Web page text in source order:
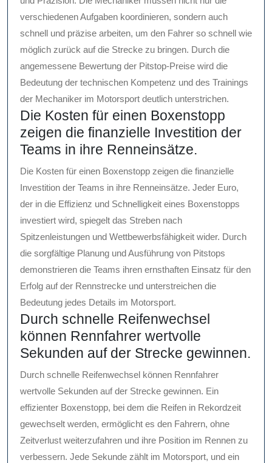
verschiedenen Aufgaben koordinieren, sondern auch
schnell und präzise arbeiten, um den Fahrer so schnell wie
möglich zurück auf die Strecke zu bringen. Durch die
angemessene Bewertung der Pitstop-Preise wird die
Bedeutung der technischen Kompetenz und des Trainings
der Mechaniker im Motorsport deutlich unterstrichen.
Die Kosten für einen Boxenstopp
zeigen die finanzielle Investition der
Teams in ihre Renneinsätze.
Die Kosten für einen Boxenstopp zeigen die finanzielle
Investition der Teams in ihre Renneinsätze. Jeder Euro,
der in die Effizienz und Schnelligkeit eines Boxenstopps
investiert wird, spiegelt das Streben nach
Spitzenleistungen und Wettbewerbsfähigkeit wider. Durch
die sorgfältige Planung und Ausführung von Pitstops
demonstrieren die Teams ihren ernsthaften Einsatz für den
Erfolg auf der Rennstrecke und unterstreichen die
Bedeutung jedes Details im Motorsport.
Durch schnelle Reifenwechsel
können Rennfahrer wertvolle
Sekunden auf der Strecke gewinnen.
Durch schnelle Reifenwechsel können Rennfahrer
wertvolle Sekunden auf der Strecke gewinnen. Ein
effizienter Boxenstopp, bei dem die Reifen in Rekordzeit
gewechselt werden, ermöglicht es den Fahrern, ohne
Zeitverlust weiterzufahren und ihre Position im Rennen zu
verbessern. Jede Sekunde zählt im Motorsport, und ein